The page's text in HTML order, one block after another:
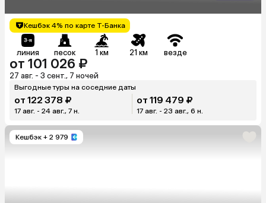
Кешбэк 4% по карте Т-Банка
линия песок 1 км 21 км везде
от 101 026 ₽
27 авг. - 3 сент., 7 ночей
Выгодные туры на соседние даты
от 122 378 ₽
17 авг. - 24 авг., 7 н.
от 119 479 ₽
17 авг. - 23 авг., 6 н.
Кешбэк + 2 979